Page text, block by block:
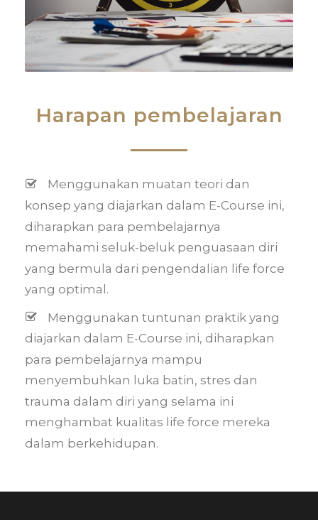
Harapan pembelajaran
Menggunakan muatan teori dan
konsep yang diajarkan dalam E-Course ini,
diharapkan para pembelajarnya
memahami seluk-beluk penguasaan diri
yang bermula dari pengendalian life force
yang optimal.
Menggunakan tuntunan praktik yang
diajarkan dalam E-Course ini, diharapkan
para pembelajarnya mampu
menyembuhkan luka batin, stres dan
trauma dalam diri yang selama ini
menghambat kualitas life force mereka
dalam berkehidupan.